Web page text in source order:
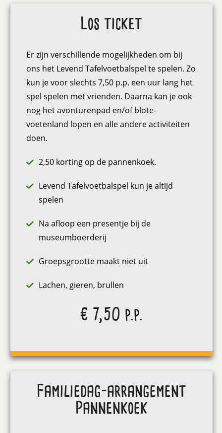
Los ticket
Er zijn verschillende mogelijkheden om bij
ons het Levend Tafelvoetbalspel te spelen. Zo
kun je voor slechts 7,50 p.p. een uur lang het
spel spelen met vrienden. Daarna kan je ook
nog het avonturenpad en/of blote-
voetenland lopen en alle andere activiteiten
doen.
2,50 korting op de pannenkoek.
Levend Tafelvoetbalspel kun je altijd
spelen
Na afloop een presentje bij de
museumboerderij
Groepsgrootte maakt niet uit
Lachen, gieren, brullen
€ 7,50 p.p.
Familiedag-arrangement
Pannenkoek